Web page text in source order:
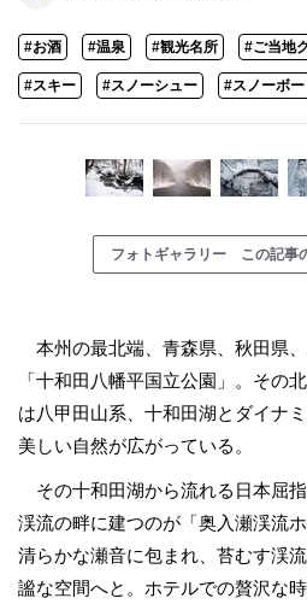
#お酒 #温泉 #観光名所 #ご当地
#スキー #スノーシュー #スノーボー
フォトギャラリー この記事
本州の最北端、青森県、秋田県
「十和田八幡平国立公園」。その
は八甲田山系、十和田湖とダイナ
美しい自然が広がっている。
その十和田湖から流れる日本屈
渓流の畔に建つのが「奥入瀬渓流
清らかな瀬音に包まれ、苔むす渓
謐な空間へと。ホテルでの贅沢な